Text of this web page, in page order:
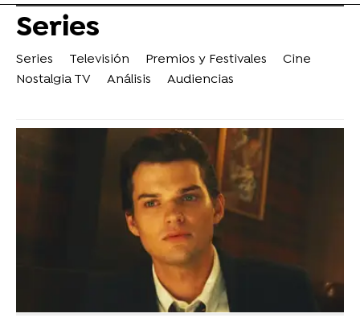
Series
Series Televisión Premios y Festivales
Cine
Nostalgia TV
Análisis Audiencias